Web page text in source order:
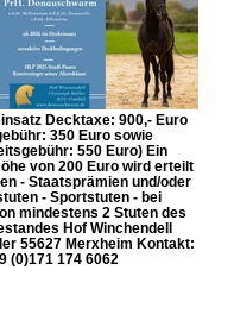
Decktaxe: 900,- Euro
350 Euro sowie
550 Euro) Ein
von 200 Euro wird erteilt
- Staatsprämien und/oder
- Sportstuten - bei
mindestens 2 Stuten des
Hof Winchendell
55627 Merxheim Kontakt:
(0)171 174 6062